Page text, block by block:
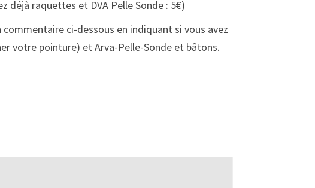
déjà raquettes et DVA Pelle Sonde : 5€)
commentaire ci-dessous en indiquant si vous avez
votre pointure) et Arva-Pelle-Sonde et bâtons.